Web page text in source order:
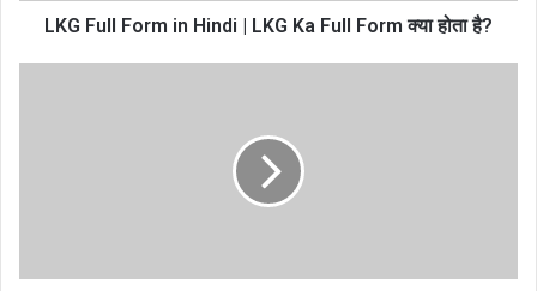
LKG Full Form in Hindi | LKG Ka Full Form क्या होता है?